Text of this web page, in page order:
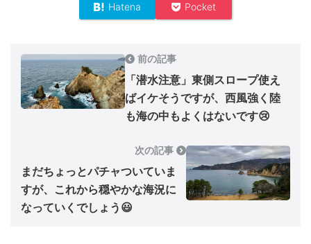
Hatena Pocket
前の記事
「潜水注意」東側スロープ使え
ばイケそうですが、西風強く陸
も海の中もよくはないです😢
次の記事
まだちょっとパチャついていま
すが、これから穏やかな海況に
なっていくでしょう😃